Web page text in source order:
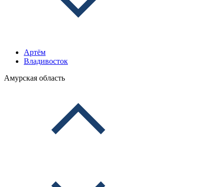
Артём
Владивосток
Амурская область